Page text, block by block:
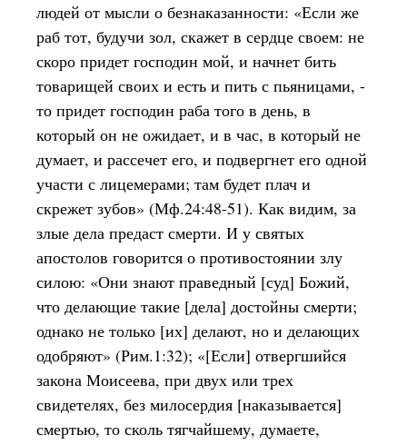
людей от мысли о безнаказанности: «Если же
раб тот, будучи зол, скажет в сердце своем: не
скоро придет господин мой, и начнет бить
товарищей своих и есть и пить с пьяницами, -
то придет господин раба того в день, в
который он не ожидает, и в час, в который не
думает, и рассечет его, и подвергнет его одной
участи с лицемерами; там будет плач и
скрежет зубов» (Мф.24:48-51). Как видим, за
злые дела предаст смерти. И у святых
апостолов говорится о противостоянии злу
силою: «Они знают праведный [суд] Божий,
что делающие такие [дела] достойны смерти;
однако не только [их] делают, но и делающих
одобряют» (Рим.1:32); «[Если] отвергшийся
закона Моисеева, при двух или трех
свидетелях, без милосердия [наказывается]
смертью, то сколь тягчайшему, думаете,